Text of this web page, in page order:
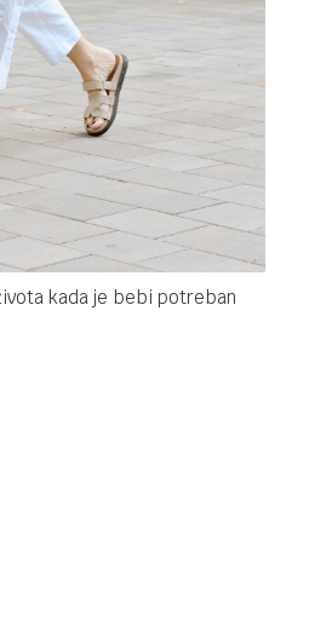
kada je bebi potreban